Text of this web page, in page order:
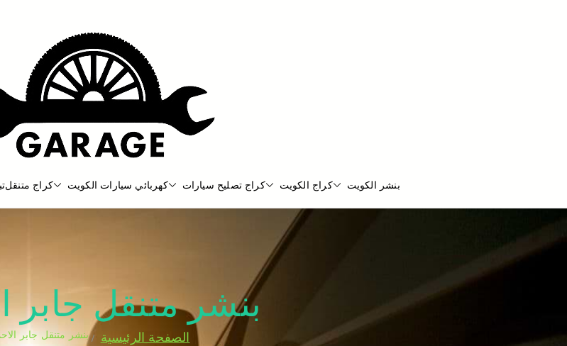
بنشر متنقل
بنشر متنقل الكويت بنشر الكويت كراج الكويت كراج تصليح سيارات كهربائي سيارات الكويت كراج متنقل
بنشر متنقل جابر
الصفحة الرئيسية بنشر متنقل جابر